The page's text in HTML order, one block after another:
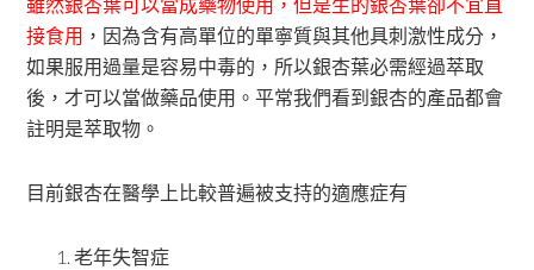
接食用 ，因為含有高單位的單寧質與其他具刺激性成分，
如果服用過量是容易中毒的，所以銀杏葉必需經過萃取
後，才可以當做藥品使用。平常我們看到銀杏的產品都會
註明是萃取物。
目前銀杏在醫學上比較普遍被支持的適應症有
老年失智症